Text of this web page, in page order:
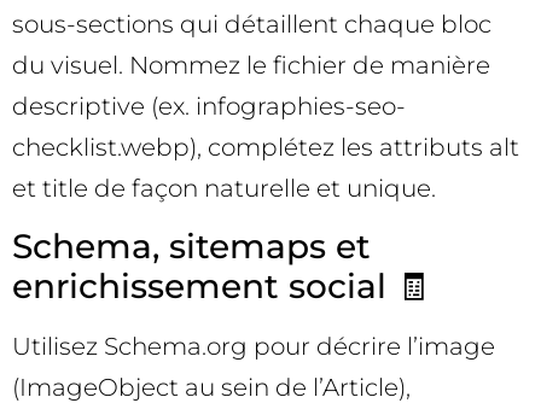
sous-sections qui détaillent chaque bloc
du visuel. Nommez le fichier de manière
descriptive (ex. infographies-seo-
checklist.webp), complétez les attributs alt
et title de façon naturelle et unique.
Schema, sitemaps et
enrichissement social 🧾
Utilisez Schema.org pour décrire l’image
(ImageObject au sein de l’Article),